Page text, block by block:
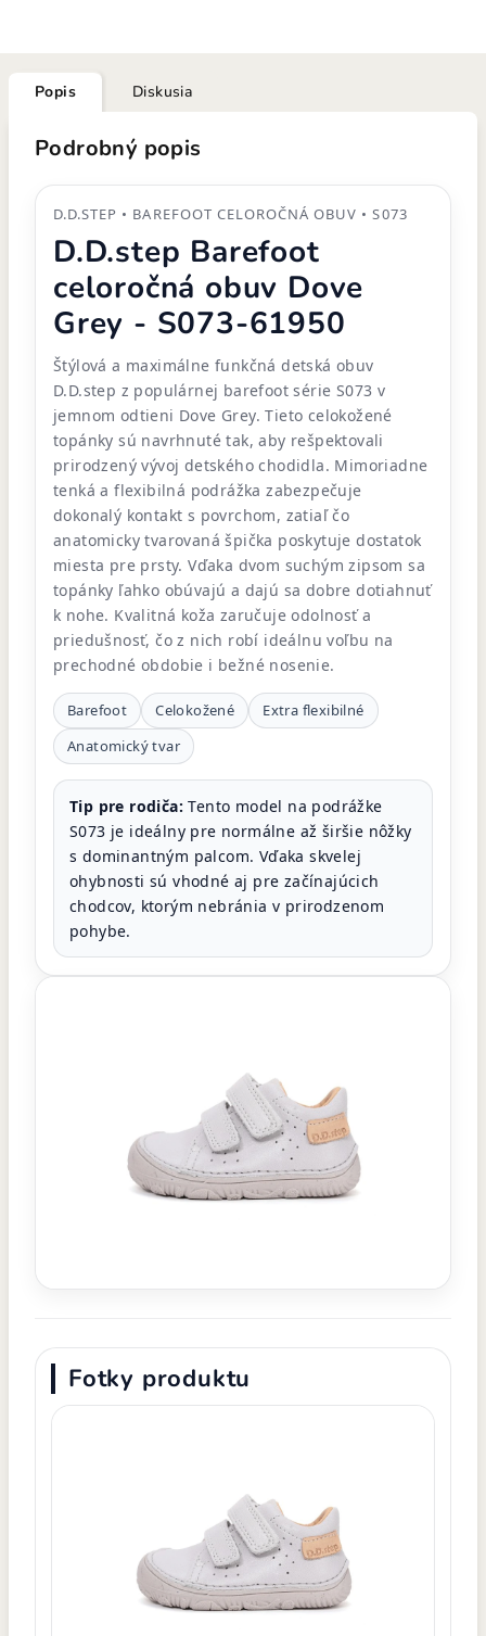
Popis Diskusia
Podrobný popis
D.D.STEP • BAREFOOT CELOROČNÁ OBUV • S073
D.D.step Barefoot
celoročná obuv Dove
Grey - S073-61950
Štýlová a maximálne funkčná detská obuv
D.D.step z populárnej barefoot série S073 v
jemnom odtieni Dove Grey. Tieto celokožené
topánky sú navrhnuté tak, aby rešpektovali
prirodzený vývoj detského chodidla. Mimoriadne
tenká a flexibilná podrážka zabezpečuje
dokonalý kontakt s povrchom, zatiaľ čo
anatomicky tvarovaná špička poskytuje dostatok
miesta pre prsty. Vďaka dvom suchým zipsom sa
topánky ľahko obúvajú a dajú sa dobre dotiahnuť
k nohe. Kvalitná koža zaručuje odolnosť a
priedušnosť, čo z nich robí ideálnu voľbu na
prechodné obdobie i bežné nosenie.
Barefoot Celokožené
Extra flexibilné
Anatomický tvar
Tip pre rodiča: Tento model na podrážke
S073 je ideálny pre normálne až širšie nôžky
s dominantným palcom. Vďaka skvelej
ohybnosti sú vhodné aj pre začínajúcich
chodcov, ktorým nebránia v prirodzenom
pohybe.
Fotky produktu